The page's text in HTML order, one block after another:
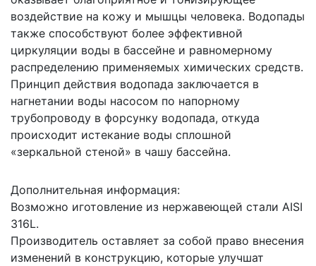
воздействие на кожу и мышцы человека. Водопады
также способствуют более эффективной
циркуляции воды в бассейне и равномерному
распределению применяемых химических средств.
Принцип действия водопада заключается в
нагнетании воды насосом по напорному
трубопроводу в форсунку водопада, откуда
происходит истекание воды сплошной
«зеркальной стеной» в чашу бассейна.
Дополнительная информация:
Возможно иготовление из нержавеющей стали AISI
316L.
Производитель оставляет за собой право внесения
изменений в конструкцию, которые улучшат